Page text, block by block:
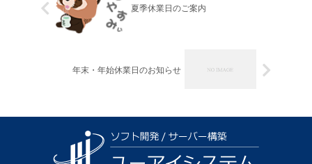
夏季休業日のご案内
年末・年始休業日のお知らせ